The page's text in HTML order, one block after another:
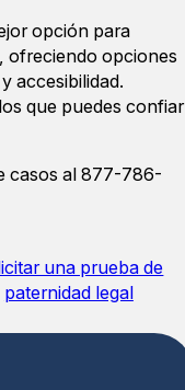
opción para
ofreciendo opciones
accesibilidad.
que puedes confiar
casos al 877-786-
una prueba de
paternidad legal